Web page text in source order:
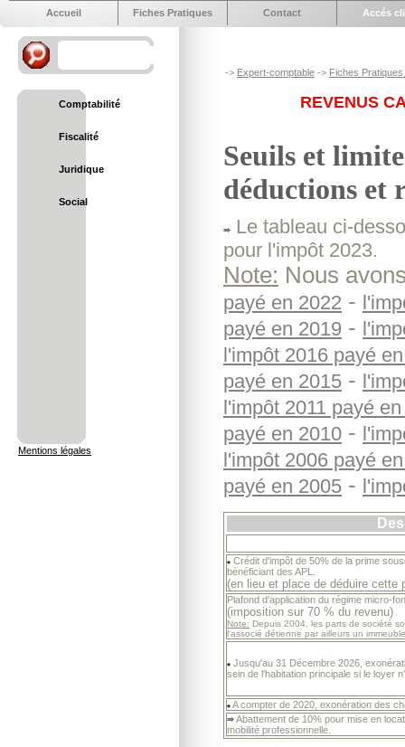
Accueil Fiches Pratiques Contact Accés
Comptabilité
Fiscalité
Juridique
Social
Mentions légales
-> Expert-comptable -> Fiches
REVENUS
Seuils et
déductions et
Le tableau ci-
pour l'impôt 2023.
Note: Nous
payé en 2022 -
payé en 2019 -
l'impôt 2016 payé
payé en 2015 -
l'impôt 2011 payé
payé en 2010 -
l'impôt 2006 payé
payé en 2005 -
Crédit d'impôt de 50% de la prime
bénéficiant des APL.
(en lieu et place de déduire cette
Plafond d'application du régime micro-
(imposition sur 70 % du revenu)
Note: Depuis 2004, les parts de société
l'associé détienne par ailleurs un
Jusqu'au 31 Décembre 2026,
sein de l'habitation principale si le loyer
A compter de 2020, exonération des
Abattement de 10% pour mise en
mobilité professionnelle.